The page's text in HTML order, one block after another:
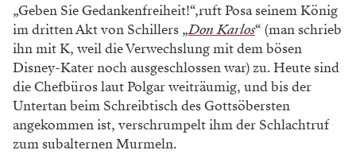
„Geben Sie Gedankenfreiheit!“,ruft Posa seinem König
im dritten Akt von Schillers „Don Karlos“ (man schrieb
ihn mit K, weil die Verwechslung mit dem bösen
Disney-Kater noch ausgeschlossen war) zu. Heute sind
die Chefbüros laut Polgar weiträumig, und bis der
Untertan beim Schreibtisch des Gottsöbersten
angekommen ist, verschrumpelt ihm der Schlachtruf
zum subalternen Murmeln.